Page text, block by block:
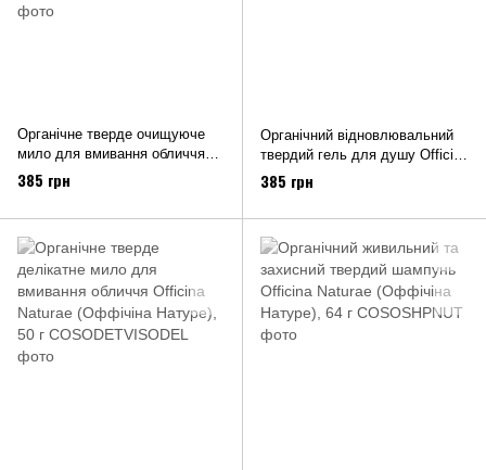
Органічне тверде очищуюче
мило для вмивання обличчя
Officina Naturae (Оффічіна
Натуре), 50 г
385 грн
Органічний відновлювальний
твердий гель для душу Officina
Naturae (Оффічіна Натуре), 64
385 грн